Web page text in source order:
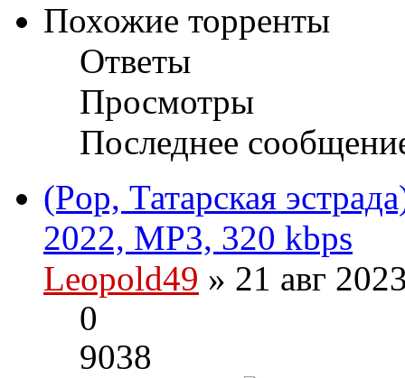
Похожие торренты
Ответы
Просмотры
Последнее
(Pop, Татарская
2022, MP3, 320 kbps
Leopold49 » 21 авг
0
9038